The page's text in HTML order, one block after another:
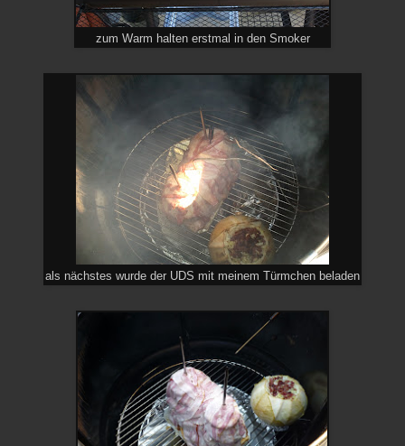
zum Warm halten erstmal in den Smoker
als nächstes wurde der UDS mit meinem Türmchen beladen